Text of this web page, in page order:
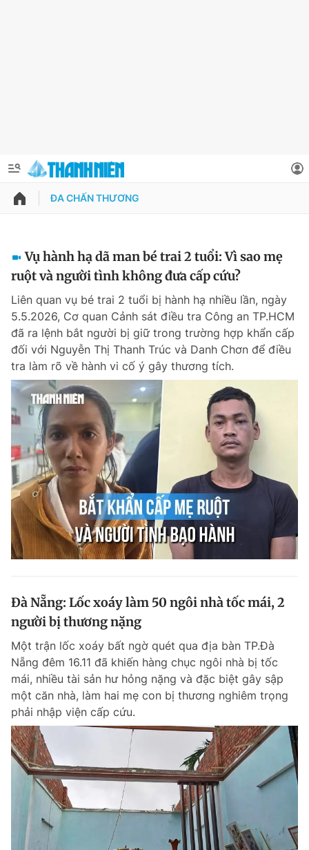
QUẢNG CÁO
Chuyên mục khác
Chào ngày mới Tin 24h
Tin thị trường Tin 360
Video Magazine
Sản phẩm khác
Tiện ích Bạn cần biết
Thông tin tòa soạn Liên hệ quảng cáo
Đọc Thanh Niên trên điện thoại
Theo dõi báo trên
Hotline
0906 645 777
Liên hệ quảng cáo
0908 780 404
Đặt báo Quảng cáo Tòa soạn Chính sách bảo
Thông tin tài khoản
Đổi mật khẩu
Tin đã lưu
Tin đã xem
Đăng xuất
ĐA CHẤN THƯƠNG
Vụ hành hạ dã man bé trai 2 tuổi: Vì sao mẹ
ruột và người tình không đưa cấp cứu?
Liên quan vụ bé trai 2 tuổi bị hành hạ nhiều lần, ngày
5.5.2026, Cơ quan Cảnh sát điều tra Công an TP.HCM
đã ra lệnh bắt người bị giữ trong trường hợp khẩn cấp
đối với Nguyễn Thị Thanh Trúc và Danh Chơn để điều
tra làm rõ về hành vi cố ý gây thương tích.
Đà Nẵng: Lốc xoáy làm 50 ngôi nhà tốc mái, 2
người bị thương nặng
Một trận lốc xoáy bất ngờ quét qua địa bàn TP.Đà
Nẵng đêm 16.11 đã khiến hàng chục ngôi nhà bị tốc
mái, nhiều tài sản hư hỏng nặng và đặc biệt gây sập
một căn nhà, làm hai mẹ con bị thương nghiêm trọng
phải nhập viện cấp cứu.